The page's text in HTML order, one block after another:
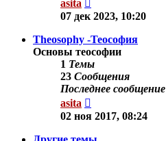
asita
к
сообщению
07 дек 2023, 10:20
Theosophy -Теософия
Основы теософии
1 Темы
23 Сообщения
Последнее сообщение
asita
к
сообщению
02 ноя 2017, 08:24